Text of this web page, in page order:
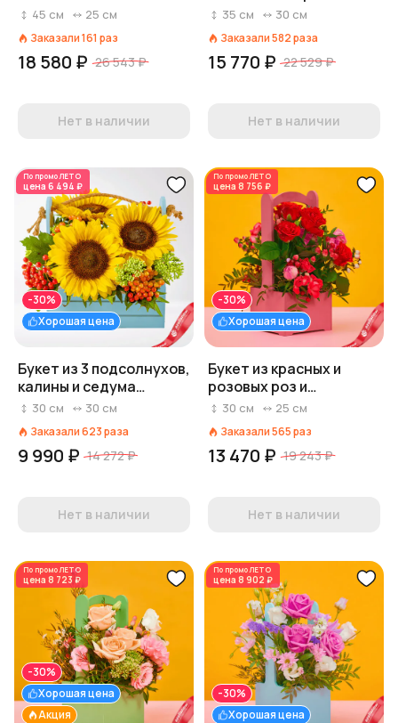
хамелациума «Жизнь»
45 см 25 см
Заказали161 раз
18 580 ₽ 26 543 ₽
Нет в наличии
«Красотуля»
35 см 30 см
Заказали582раза
15 770 ₽ 22 529 ₽
Нет в наличии
По промоЛЕТО
цена 6 494 ₽
Хорошая цена
-30%
Букет из 3 подсолнухов,
калины и седума
«Подсолнух»
30 см 30 см
Заказали623раза
9 990 ₽ 14 272 ₽
Нет в наличии
По промоЛЕТО
цена 8 756 ₽
Хорошая цена
-30%
Букет из красных и
розовых роз и
гиперикума
30 см 25 см
Заказали565раз
13 470 ₽ 19 243 ₽
Нет в наличии
По промоЛЕТО
цена 8 723 ₽
Акция
Хорошая цена
-30%
По промоЛЕТО
цена 8 902 ₽
Хорошая цена
-30%